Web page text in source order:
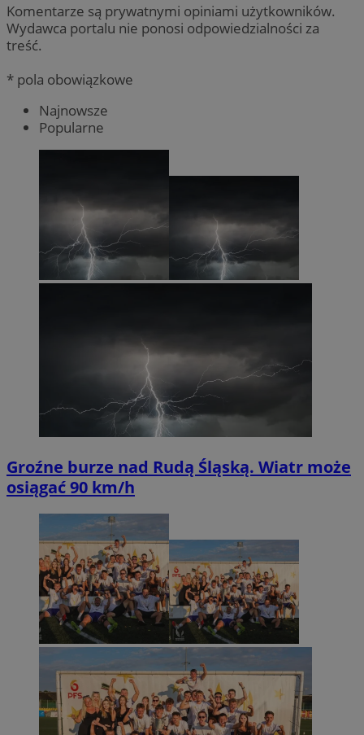
Komentarze są prywatnymi opiniami użytkowników.
Wydawca portalu nie ponosi odpowiedzialności za
treść.
* pola obowiązkowe
Najnowsze
Popularne
Groźne burze nad Rudą Śląską. Wiatr może
osiągać 90 km/h